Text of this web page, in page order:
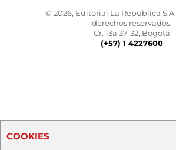
© 2026, Editorial La República
derechos reservados.
Cr. 13a 37-32, Bogotá
(+57) 1 4227600
COOKIES